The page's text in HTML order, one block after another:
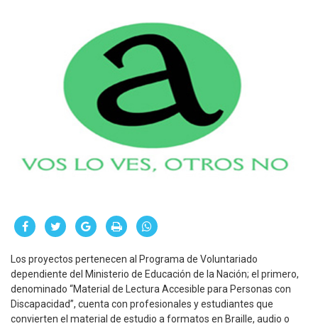
Los proyectos pertenecen al Programa de Voluntariado
dependiente del Ministerio de Educación de la Nación; el primero,
denominado “Material de Lectura Accesible para Personas con
Discapacidad”, cuenta con profesionales y estudiantes que
convierten el material de estudio a formatos en Braille, audio o